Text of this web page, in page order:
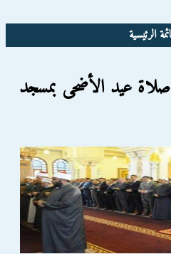
الرئيسية
عيد الأضحى بمسجد